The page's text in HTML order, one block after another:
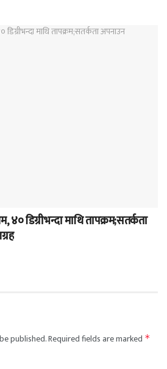
४० डिग्रीभन्दा माथि तापक्रम;सतर्कता
published.Required fields are marked *